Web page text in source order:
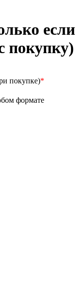
если
покупку)
покупке)*
формате